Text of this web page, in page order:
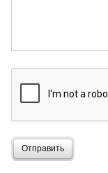
Отправить